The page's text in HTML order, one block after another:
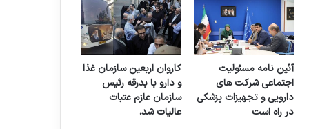
آئین نامه مسئولیت
اجتماعی شرکت های
دارویی و تجهیزات پزشکی
در راه است
کاروان اربعین سازمان غذا
و دارو با بدرقه رئیس
سازمان عازم عتبات
عالیات شد.